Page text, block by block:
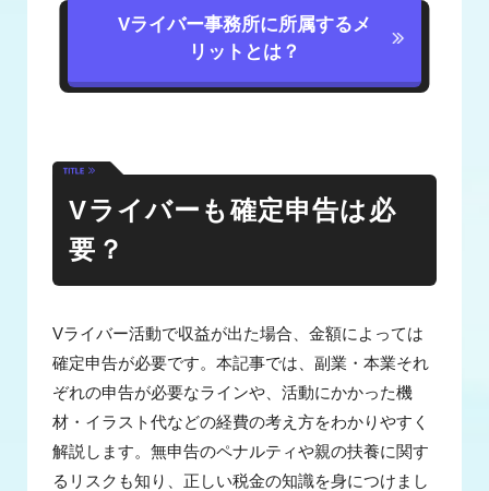
Vライバー事務所に所属するメ
リットとは？
Vライバーも確定申告は必
要？
Vライバー活動で収益が出た場合、金額によっては
確定申告が必要です。本記事では、副業・本業それ
ぞれの申告が必要なラインや、活動にかかった機
材・イラスト代などの経費の考え方をわかりやすく
解説します。無申告のペナルティや親の扶養に関す
るリスクも知り、正しい税金の知識を身につけまし